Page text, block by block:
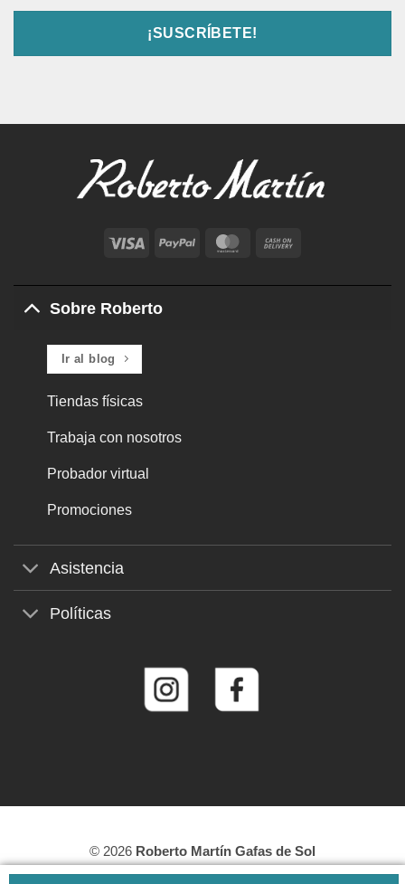
Visa PayPal MasterCard
Delivery
Sobre Roberto
Ir al blog
Tiendas físicas
Trabaja con nosotros
Probador virtual
Promociones
Asistencia
Políticas
© 2026 Roberto Martín Gafas de Sol